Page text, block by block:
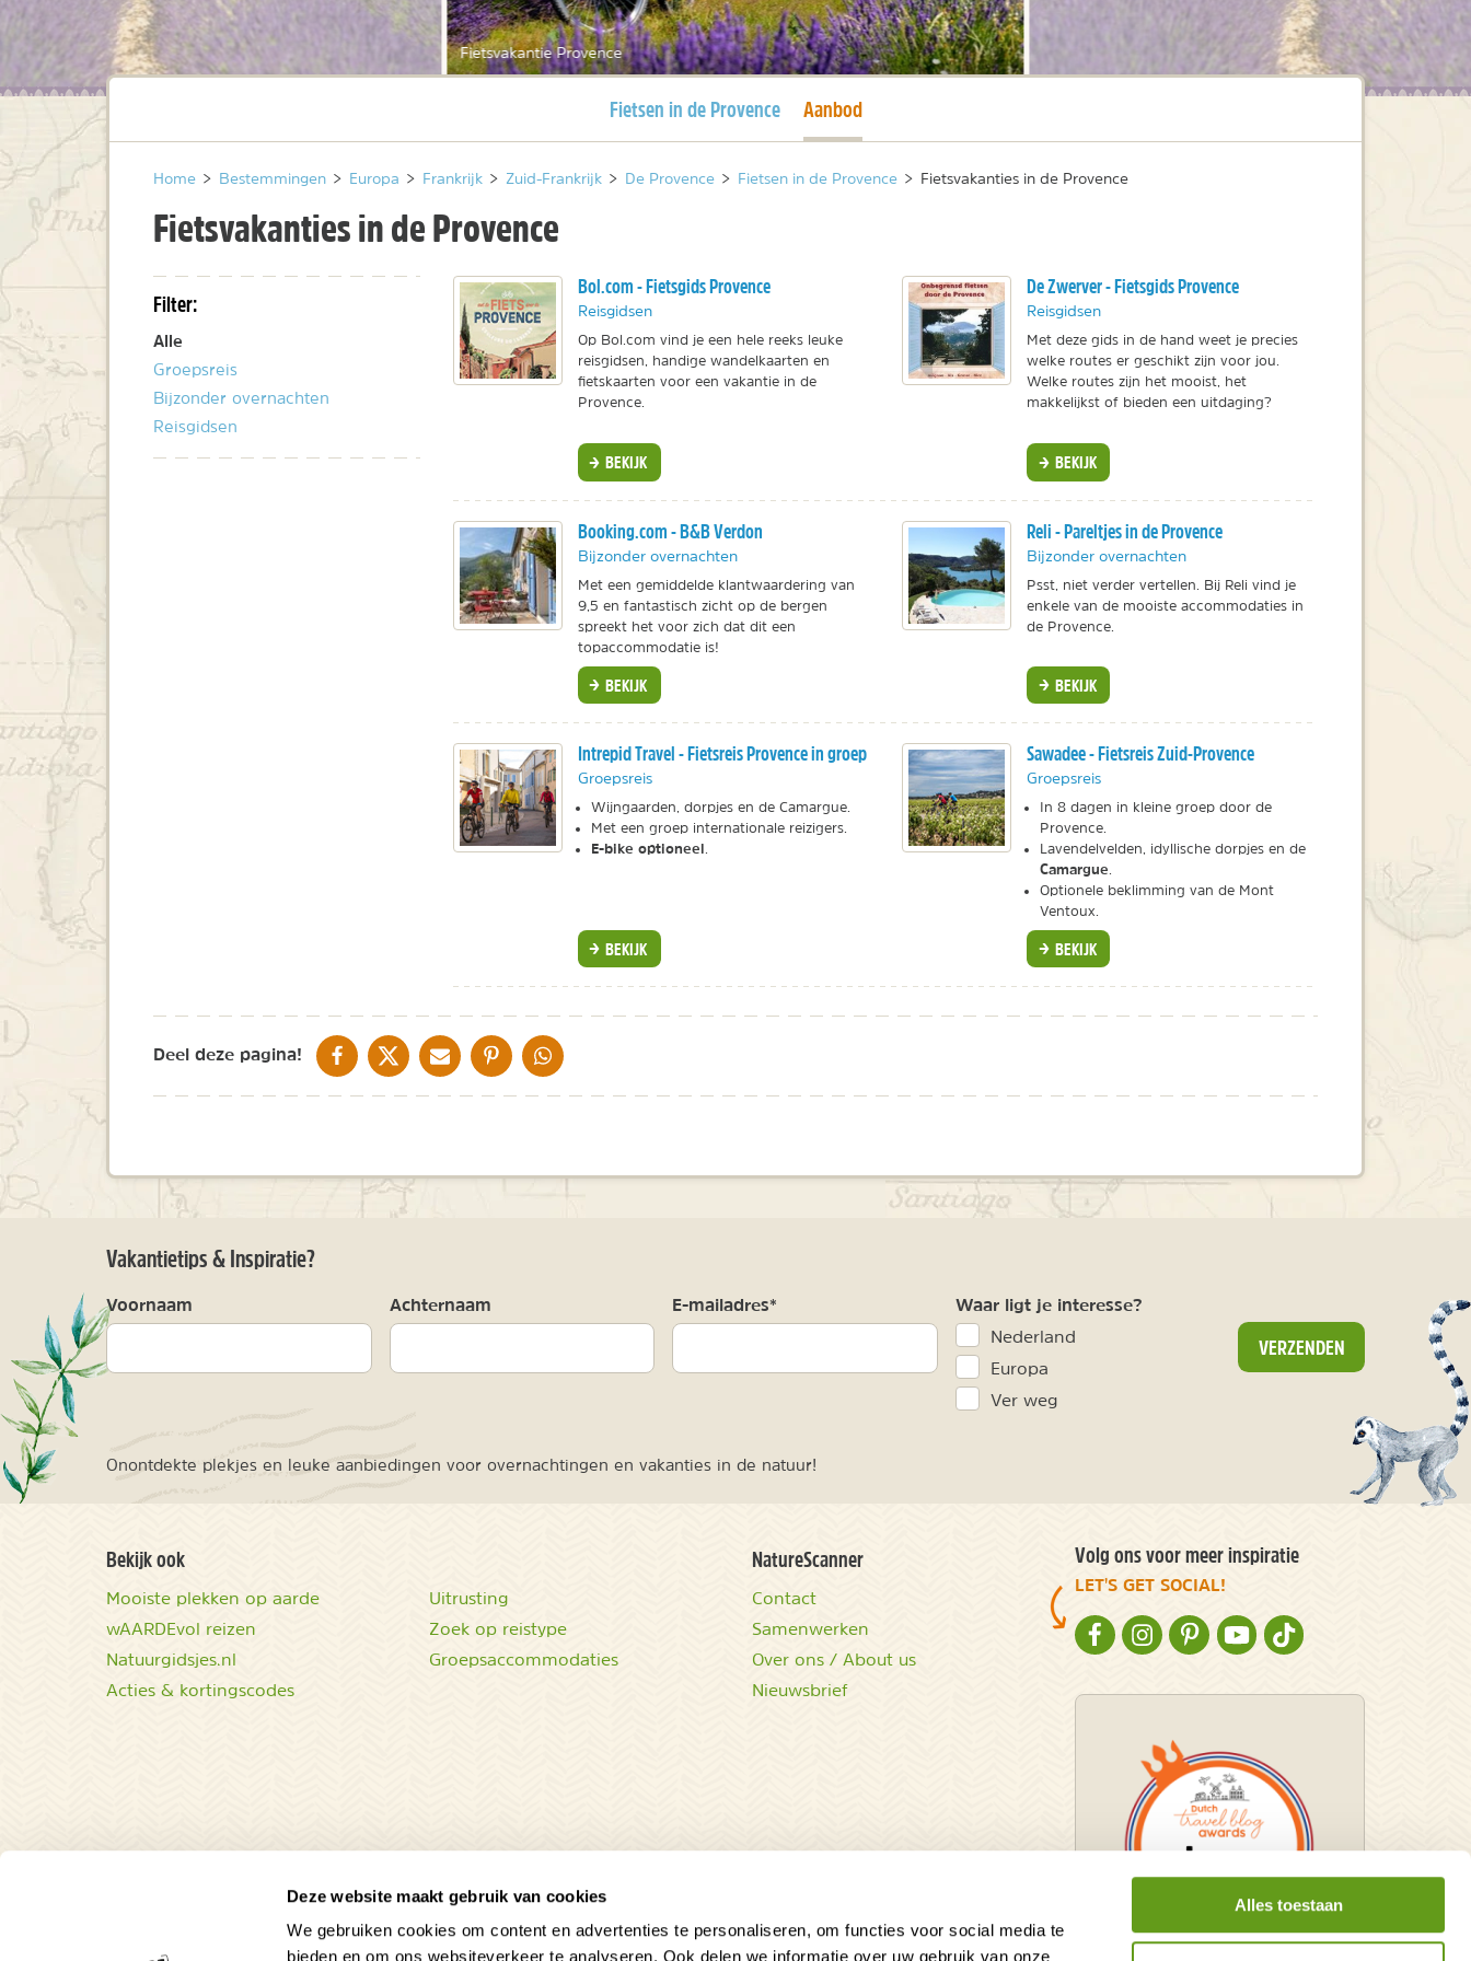
Deze website maakt gebruik van cookies
We gebruiken cookies om content en advertenties te personaliseren, om functies voor social media te
bieden en om ons websiteverkeer te analyseren. Ook delen we informatie over uw gebruik van onze
Alles toestaan
Fietsvakantie Provence
Huidige pagina
Fietsen in de Provence Huidige pagina
Aanbod
Home > Bestemmingen > Europa > Frankrijk > Zuid-Frankrijk > De Provence > Fietsen in de Provence > Fietsvakanties in de Provence
Fietsvakanties in de Provence
Filter:
Alle
Groepsreis
Bijzonder overnachten
Reisgidsen
Bol.com - Fietsgids Provence
Reisgidsen
Op Bol.com vind je een hele reeks leuke
reisgidsen, handige wandelkaarten en
fietskaarten voor een vakantie in de
Provence.
BEKIJK
De Zwerver - Fietsgids Provence
Reisgidsen
Met deze gids in de hand weet je precies
welke routes er geschikt zijn voor jou.
Welke routes zijn het mooist, het
makkelijkst of bieden een uitdaging?
BEKIJK
Booking.com - B&B Verdon
Bijzonder overnachten
Met een gemiddelde klantwaardering van
9,5 en fantastisch zicht op de bergen
spreekt het voor zich dat dit een
topaccommodatie is!
BEKIJK
Reli - Pareltjes in de Provence
Bijzonder overnachten
Psst, niet verder vertellen. Bij Reli vind je
enkele van de mooiste accommodaties in
de Provence.
BEKIJK
Intrepid Travel - Fietsreis Provence in groep
Groepsreis
Wijngaarden, dorpjes en de Camargue.
Met een groep internationale reizigers.
E-bike optioneel
BEKIJK
Sawadee - Fietsreis Zuid-Provence
Groepsreis
In 8 dagen in kleine groep door de
Provence.
Lavendelvelden, idyllische dorpjes en de
Camargue
Optionele beklimming van de Mont
Ventoux.
BEKIJK
Deel deze pagina! DELEN OP FACEBOOK
DELEN OP XDELEN VIA DE MAIL
DELEN OP PINTEREST
DELEN OP WHATSAPP
Vakantietips & Inspiratie?
Voornaam Achternaam E-mailadres* Waar ligt je interesse?
Nederland
Europa
Ver weg
VERZENDEN
Onontdekte plekjes en leuke aanbiedingen voor overnachtingen en vakanties in de natuur!
Bekijk ook
Mooiste plekken op aarde
wAARDEvol reizen
Natuurgidsjes.nl
Acties & kortingscodes
Uitrusting
Zoek op reistype
Groepsaccommodaties
NatureScanner
Contact
Samenwerken
Over ons / About us
Nieuwsbrief
Volg ons voor meer inspiratie
LET'S GET SOCIAL!
NATURESCANNER OP FACEBOOK
NATURESCANNER OP INSTAGRAM
NATURESCANNER OP PINTEREST
NATURESCANNER OP YOUTUBE
NATURESCANNER OP